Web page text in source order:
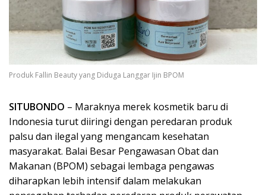
Produk Fallin Beauty yang Diduga Langgar Ijin BPOM
SITUBONDO – Maraknya merek kosmetik baru di
Indonesia turut diiringi dengan peredaran produk
palsu dan ilegal yang mengancam kesehatan
masyarakat. Balai Besar Pengawasan Obat dan
Makanan (BPOM) sebagai lembaga pengawas
diharapkan lebih intensif dalam melakukan